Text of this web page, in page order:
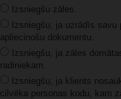
Izsniegšu zāles.
Izsniegšu, ja uzrādīs savu
apliecinošu dokumentu.
Izsniegšu, ja zāles
radiniekam.
Izsniegšu, ja klients
cilvēka personas kodu, kam